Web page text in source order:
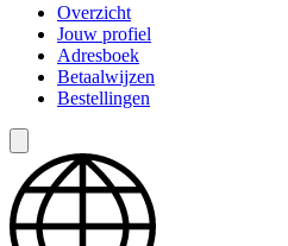
Overzicht
Jouw profiel
Adresboek
Betaalwijzen
Bestellingen